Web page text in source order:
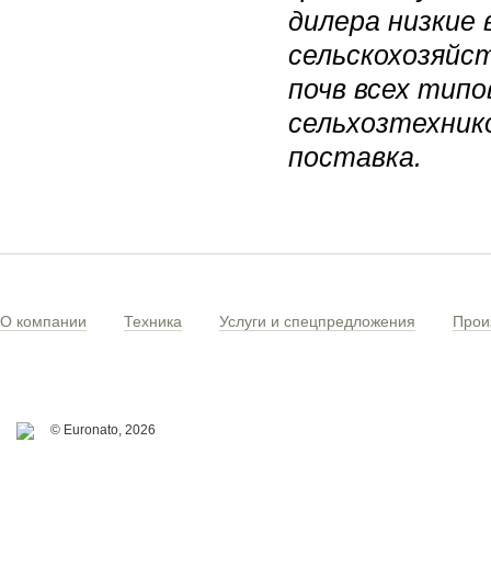
дилера низкие
почв всех
поставка.
О компании Техника Услуги и спецпредложения
© Euronato, 2026